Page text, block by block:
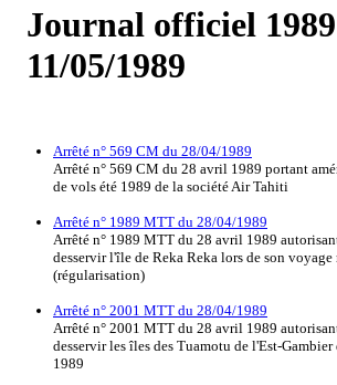
Journal officiel
11/05/1989
Arrêté n° 569 CM du 28/04/1989
Arrêté n° 569 CM du 28 avril 1989 portant
de vols été 1989 de la société Air Tahiti
Arrêté n° 1989 MTT du 28/04/1989
Arrêté n° 1989 MTT du 28 avril 1989
desservir l'île de Reka Reka lors de son voyage
(régularisation)
Arrêté n° 2001 MTT du 28/04/1989
Arrêté n° 2001 MTT du 28 avril 1989
desservir les îles des Tuamotu de l'Est-
1989